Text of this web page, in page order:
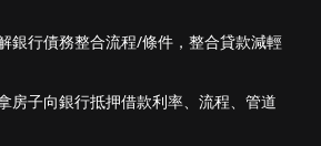
銀行債務整合流程/條件，整合貸款減輕
房子向銀行抵押借款利率、流程、管道